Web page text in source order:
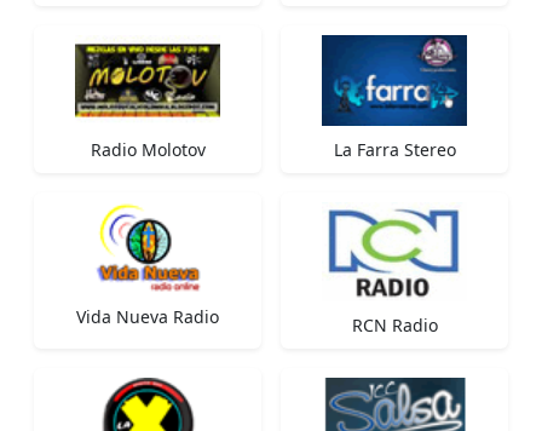
Radio Molotov La Farra Stereo
Vida Nueva Radio RCN Radio